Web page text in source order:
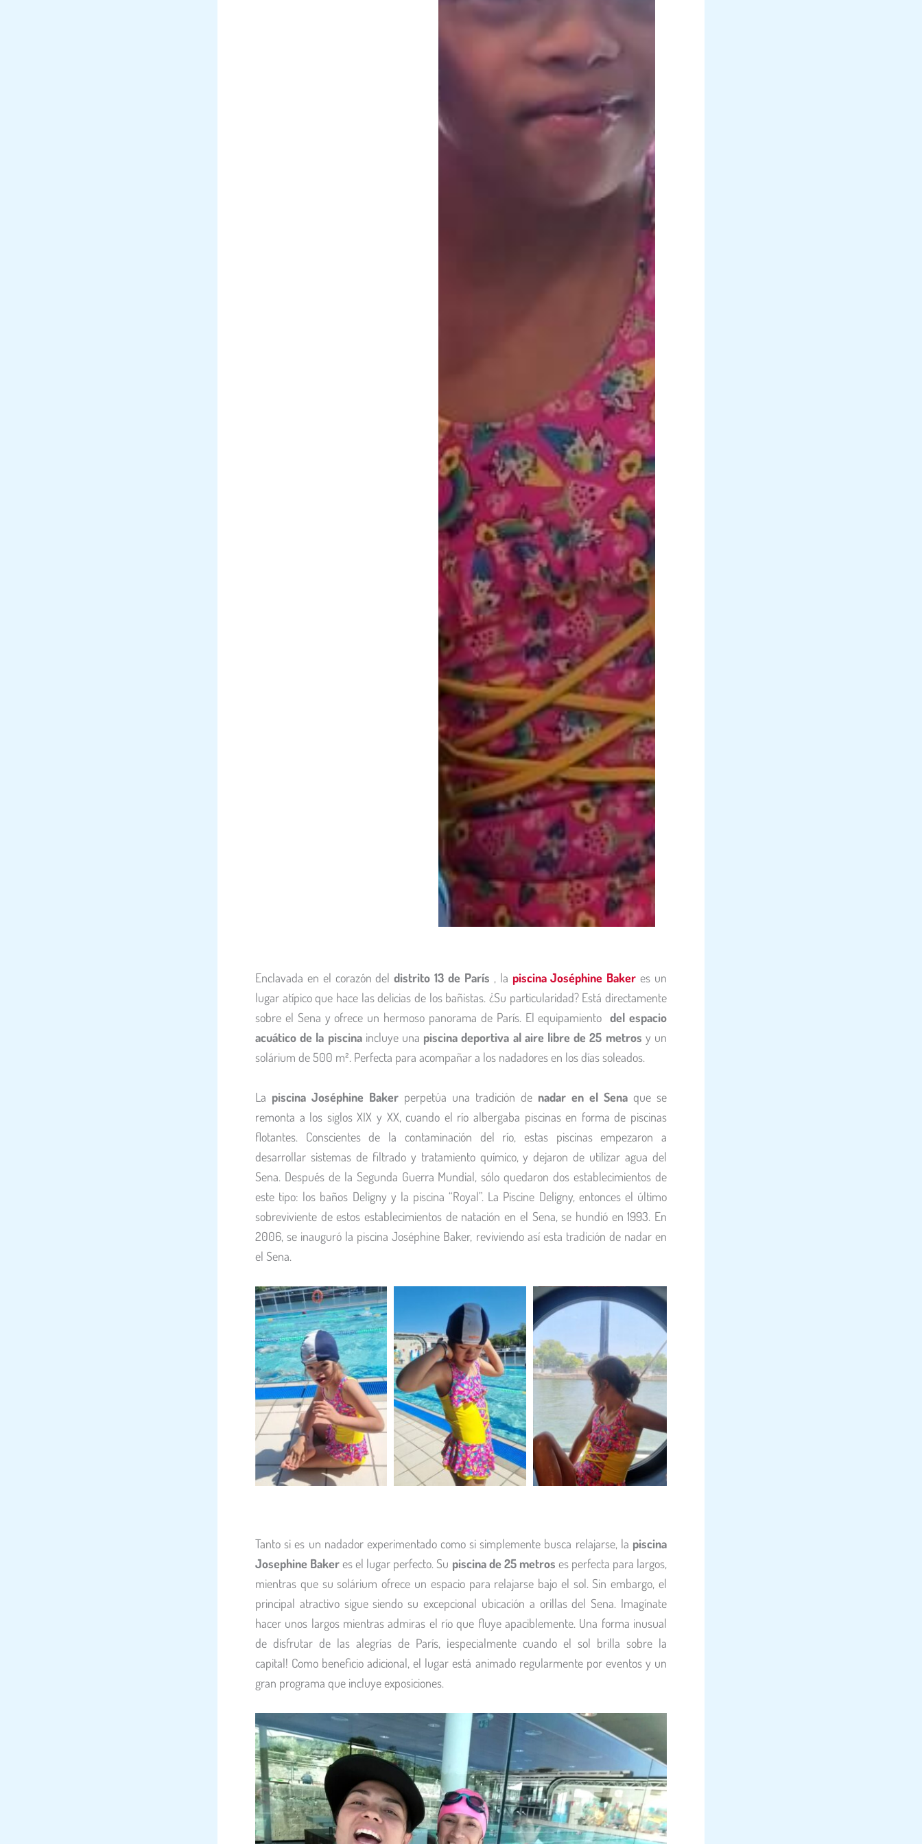
Enclavada en el corazón deldistrito 13 de París , la piscina Joséphine Baker es un
lugar atípico que hace las delicias de los bañistas. ¿Su particularidad? Está directamente
sobre el Sena y ofrece un hermoso panorama de París. El equipamientodel espacio
acuático de la piscinaincluye una piscina deportiva al aire libre de 25 metros y un
solárium de 500 m². Perfecta para acompañar a los nadadores en los días soleados.
La piscina Joséphine Baker perpetúa una tradición de nadar en el Sena que se
remonta a los siglos XIX y XX, cuando el río albergaba piscinas en forma de piscinas
flotantes. Conscientes de la contaminación del río, estas piscinas empezaron a
desarrollar sistemas de filtrado y tratamiento químico, y dejaron de utilizar agua del
Sena. Después de la Segunda Guerra Mundial, sólo quedaron dos establecimientos de
este tipo: los baños Deligny y la piscina “Royal”. La Piscine Deligny, entonces el último
sobreviviente de estos establecimientos de natación en el Sena, se hundió en 1993. En
2006, se inauguró la piscina Joséphine Baker, reviviendo así esta tradición de nadar en
el Sena.
Tanto si es un nadador experimentado como si simplemente busca relajarse, la piscina
Josephine Bakeres el lugar perfecto. Su piscina de 25 metros es perfecta para largos,
mientras que su solárium ofrece un espacio para relajarse bajo el sol. Sin embargo, el
principal atractivo sigue siendo su excepcional ubicación a orillas del Sena. Imagínate
hacer unos largos mientras admiras el río que fluye apaciblemente. Una forma inusual
de disfrutar de las alegrías de París, ¡especialmente cuando el sol brilla sobre la
capital! Como beneficio adicional, el lugar está animado regularmente por eventos y un
gran programa que incluye exposiciones.